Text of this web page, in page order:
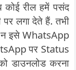
कोई रील हमें पसंद
लगा देते हैं. तभी
न इसे WhatsApp
पर Status
डाउनलोड करना